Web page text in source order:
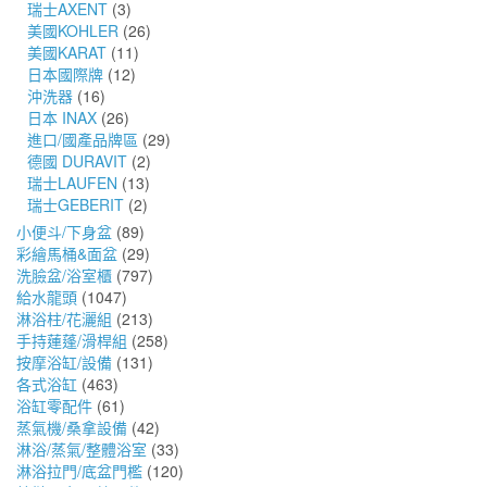
瑞士AXENT (3)
美國KOHLER (26)
美國KARAT (11)
日本國際牌 (12)
沖洗器 (16)
日本 INAX (26)
進口/國產品牌區 (29)
德國 DURAVIT (2)
瑞士LAUFEN (13)
瑞士GEBERIT (2)
小便斗/下身盆 (89)
彩繪馬桶&面盆 (29)
洗臉盆/浴室櫃 (797)
給水龍頭 (1047)
淋浴柱/花灑組 (213)
手持蓮蓬/滑桿組 (258)
按摩浴缸/設備 (131)
各式浴缸 (463)
浴缸零配件 (61)
蒸氣機/桑拿設備 (42)
淋浴/蒸氣/整體浴室 (33)
淋浴拉門/底盆門檻 (120)